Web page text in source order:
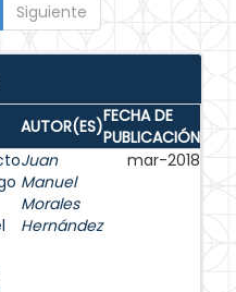
Siguiente
AUTOR(ES)FECHA DE
PUBLICACIÓN
Juan
Manuel
Morales
Hernández
mar-2018